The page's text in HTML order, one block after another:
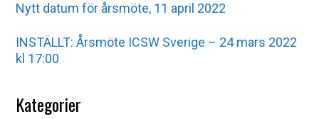
Nytt datum för årsmöte, 11 april 2022
INSTÄLLT: Årsmöte ICSW Sverige – 24 mars 2022
kl 17:00
Kategorier